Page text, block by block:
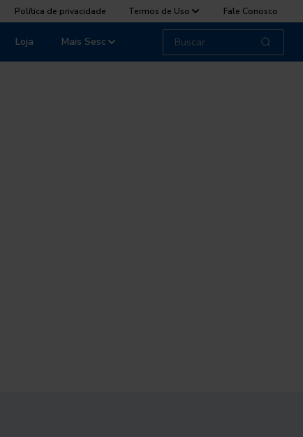
Política de privacidade Termos de Uso Fale Conosco
Loja Mais Sesc